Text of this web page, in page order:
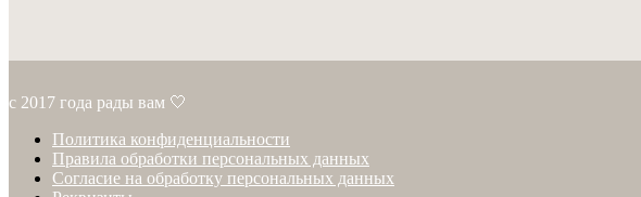
с 2017 года рады вам 🤍
Политика конфиденциальности
Правила обработки персональных данных
Согласие на обработку персональных данных